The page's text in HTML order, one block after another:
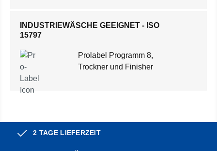
INDUSTRIEWÄSCHE GEEIGNET - ISO
15797
Prolabel Programm 8,
Trockner und Finisher
2 TAGE LIEFERZEIT